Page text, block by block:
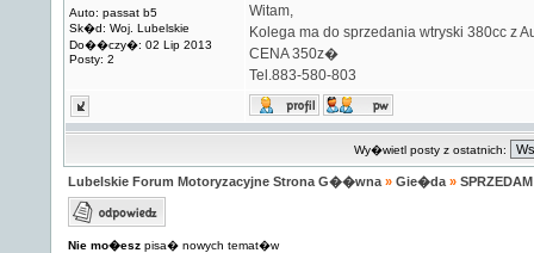
Auto: passat b5
Sk�d: Woj. Lubelskie
Do��czy�: 02 Lip 2013
Posty: 2
Witam,
Kolega ma do sprzedania wtryski 380cc z
CENA 350z�
Tel.883-580-803
Wy�wietl posty z ostatnich:
Lubelskie Forum Motoryzacyjne Strona G��wna » Gie�da » SPRZEDAM
Nie mo�esz pisa� nowych temat�w